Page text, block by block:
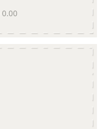
0.00